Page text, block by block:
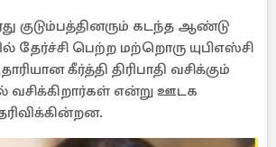
குடும்பத்தினரும் கடந்த ஆண்டு
தேர்ச்சி பெற்ற மற்றொரு யுபிஎஸ்சி
கீர்த்தி திரிபாதி வசிக்கும்
வசிக்கிறார்கள் என்று ஊடக